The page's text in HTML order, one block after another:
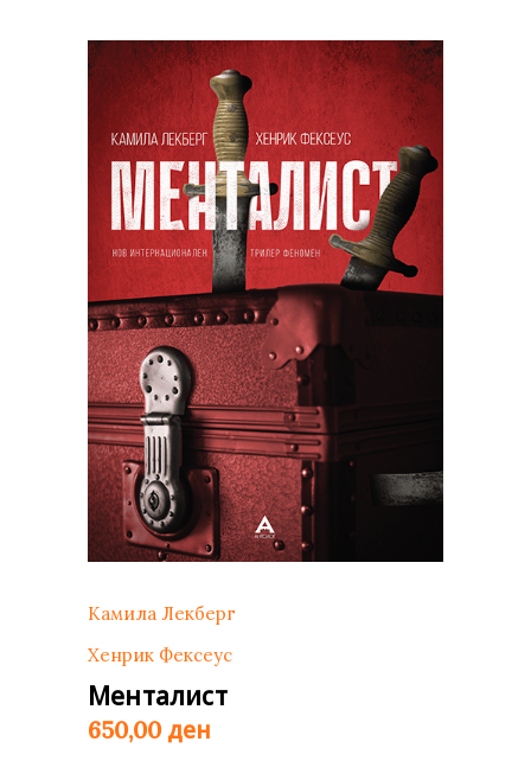
Камила Лекберг
Хенрик Фексеус
Менталист
650,00 ден